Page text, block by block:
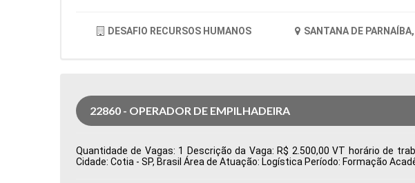
DESAFIO RECURSOS HUMANOS SANTANA DE
22860 - OPERADOR DE EMPILHADEIRA
Quantidade de Vagas: 1 Descrição da Vaga: R$ 2.500,00 VT horário de
Cidade: Cotia - SP, Brasil Área de Atuação: Logística Período: Formação